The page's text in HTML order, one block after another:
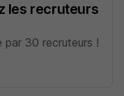
les recruteurs
par 30 recruteurs !